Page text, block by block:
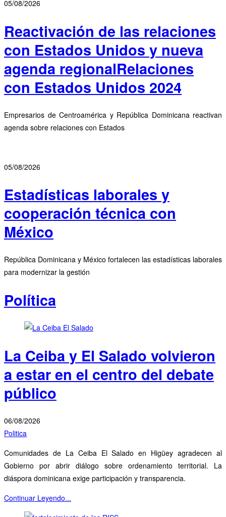
05/08/2026
Reactivación de las relaciones
con Estados Unidos y nueva
agenda regionalRelaciones
con Estados Unidos 2024
Empresarios de Centroamérica y República Dominicana reactivan
agenda sobre relaciones con Estados
05/08/2026
Estadísticas laborales y
cooperación técnica con
México
República Dominicana y México fortalecen las estadísticas laborales
para modernizar la gestión
Política
La Ceiba y El Salado volvieron
a estar en el centro del debate
público
06/08/2026
Politica
Comunidades de La Ceiba El Salado en Higüey agradecen al
Gobierno por abrir diálogo sobre ordenamiento territorial. La
diáspora dominicana exige participación y transparencia.
Continuar Leyendo...